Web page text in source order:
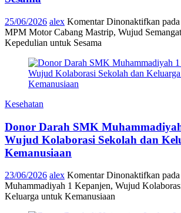
25/06/2026 alex Komentar Dinonaktifkan
MPM Motor Cabang Mastrip, Wujud
Kepedulian untuk Sesama
Kesehatan
Donor Darah SMK
Wujud Kolaborasi Sekolah dan
Kemanusiaan
23/06/2026 alex Komentar Dinonaktifkan
Muhammadiyah 1 Kepanjen, Wujud
Keluarga untuk Kemanusiaan